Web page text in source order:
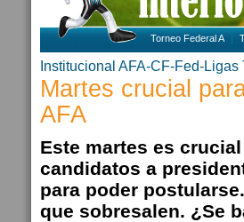
Torneo Federal A
Institucional AFA-CF-Fed-Ligas
Martes crucial
AFA
Este martes es
candidatos a
para poder
que sobresalen. ¿Se